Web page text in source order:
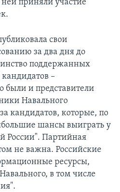
приняли участие
свои
за два дня до
поддержанных
–
были и представители
Навального
кандидатов, которые, по
шансы выиграть у
России". Партийная
не важна. Российские
ресурсы,
в том числе